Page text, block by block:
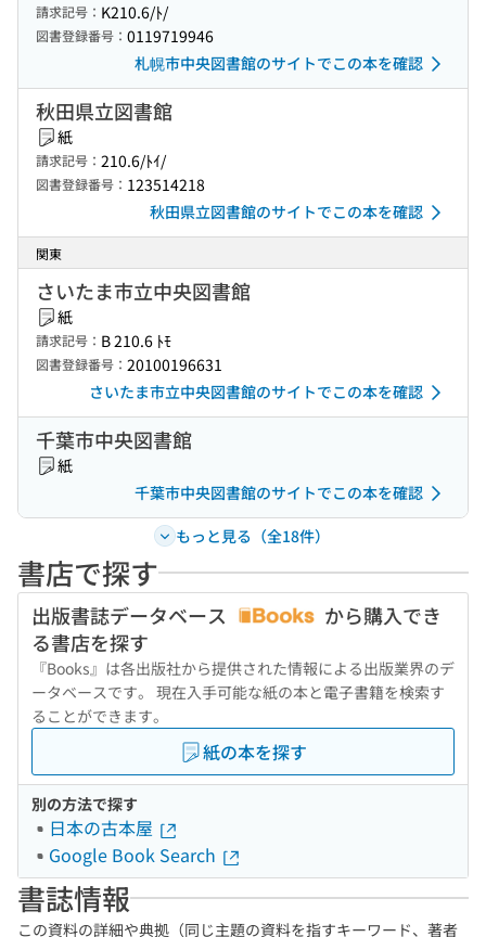
請求記号： K210.6/ﾄ/
図書登録番号： 0119719946
札幌市中央図書館のサイトでこの本を確認
秋田県立図書館
紙
請求記号： 210.6/ﾄｲ/
図書登録番号： 123514218
秋田県立図書館のサイトでこの本を確認
関東
さいたま市立中央図書館
紙
請求記号： B 210.6 ﾄﾓ
図書登録番号： 20100196631
さいたま市立中央図書館のサイトでこの本を確認
千葉市中央図書館
紙
千葉市中央図書館のサイトでこの本を確認
もっと見る（全18件）
書店で探す
出版書誌データベース
から購入でき
る書店を探す
『Books』は各出版社から提供された情報による出版業界のデ
ータベースです。 現在入手可能な紙の本と電子書籍を検索す
ることができます。
紙の本を探す
別の方法で探す
日本の古本屋
Google Book Search
書誌情報
この資料の詳細や典拠（同じ主題の資料を指すキーワード、著者